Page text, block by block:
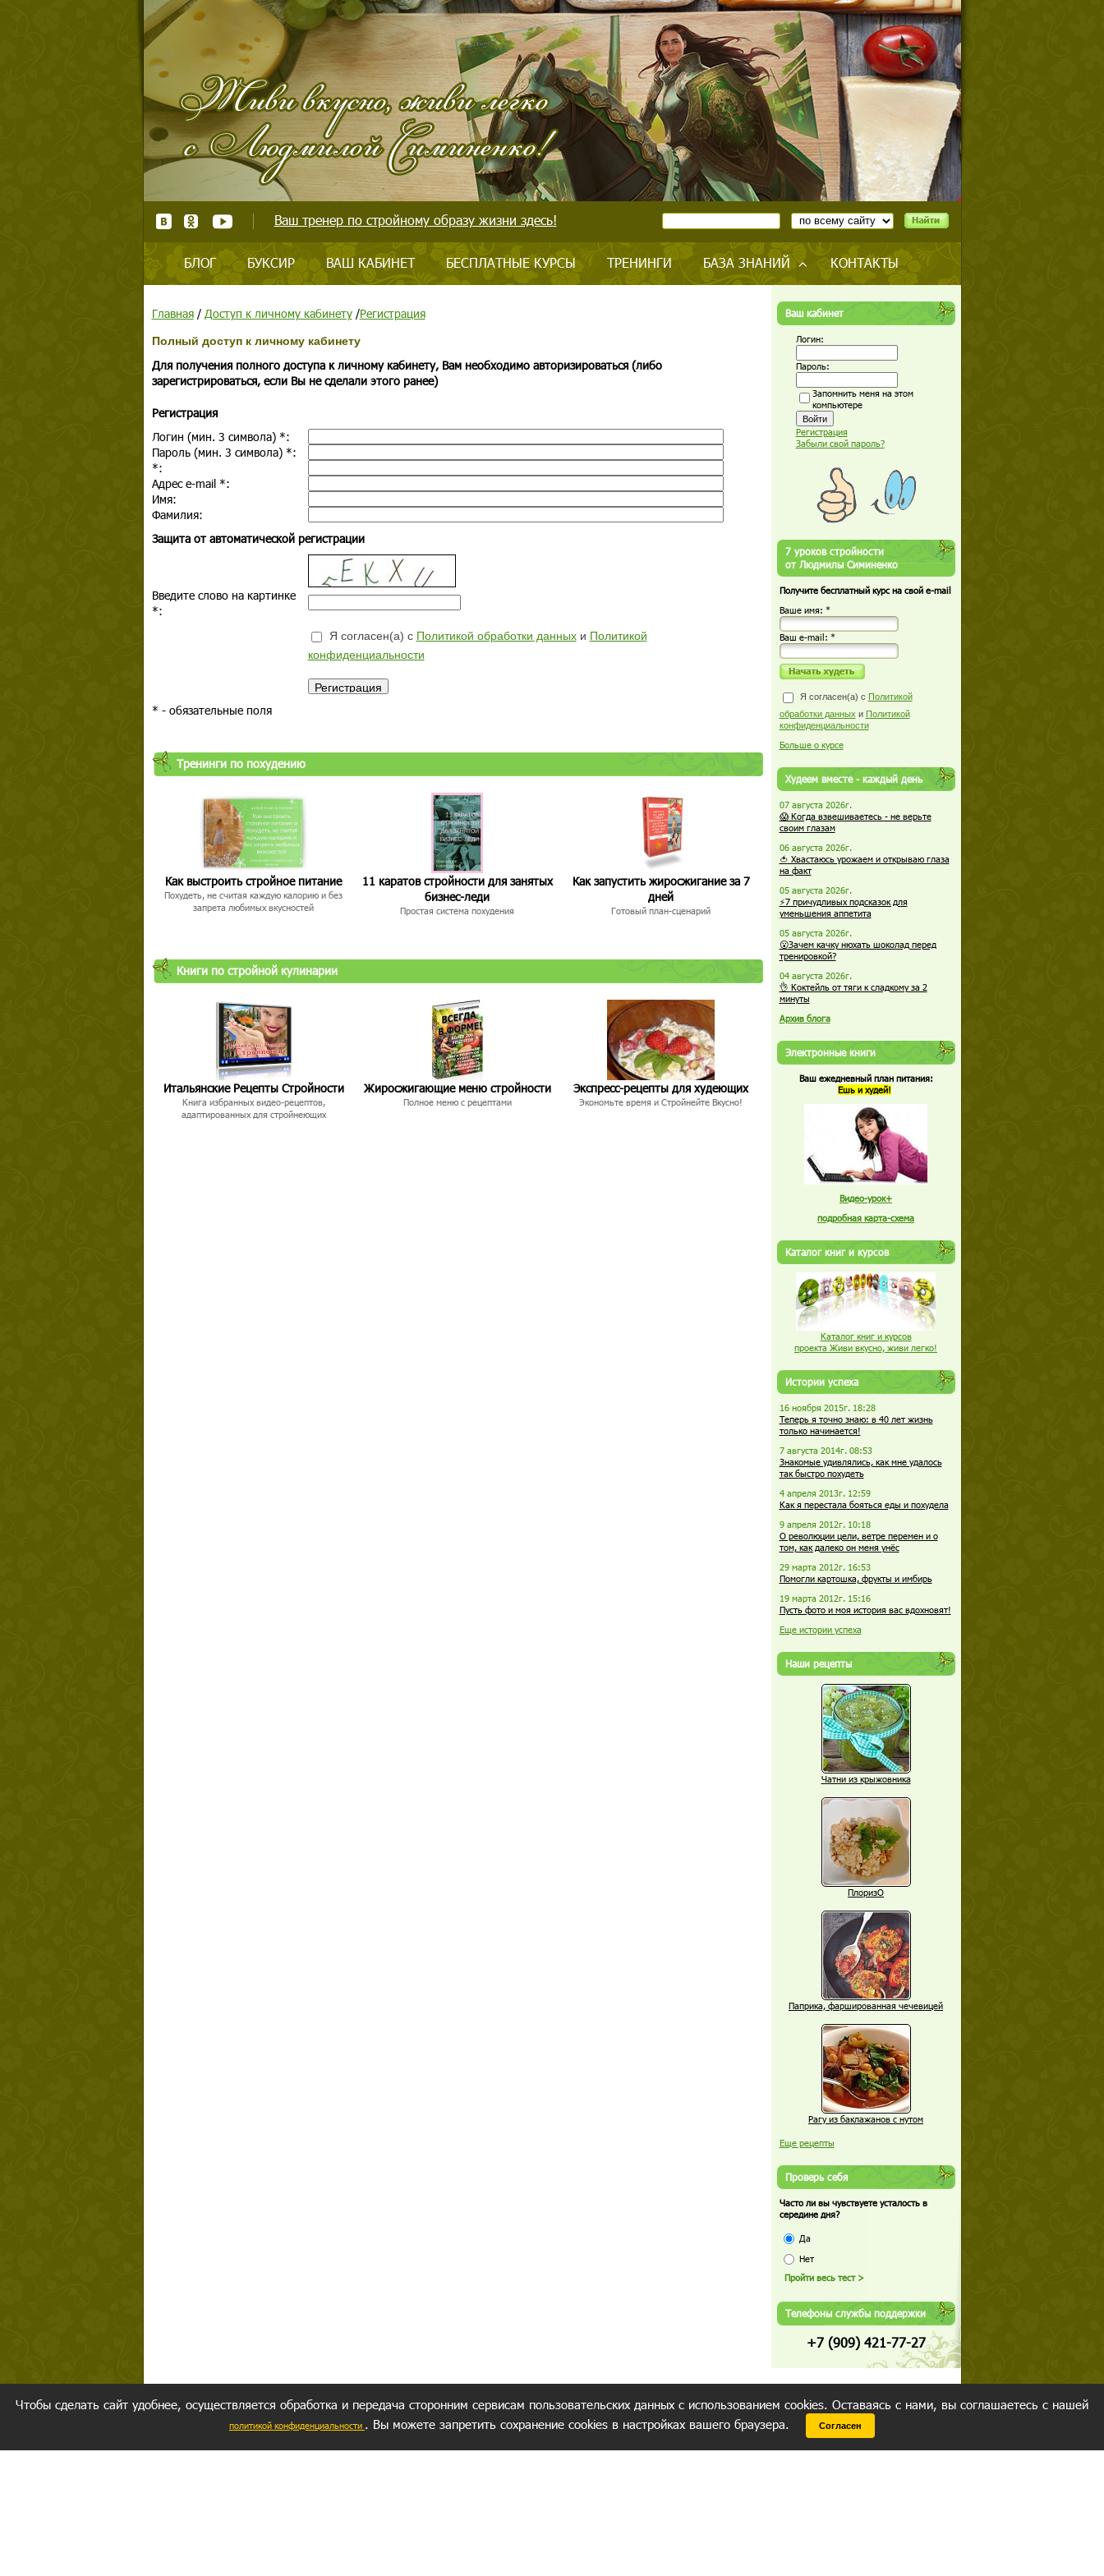
Ваш тренер по стройному образу жизни здесь!
БЛОГ БУКСИР ВАШ КАБИНЕТ БЕСПЛАТНЫЕ КУРСЫ ТРЕНИНГИ БАЗА ЗНАНИЙ КОНТАКТЫ
Главная/ Доступ к личному кабинету/Регистрация
Полный доступ к личному кабинету
Для получения полного доступа к личному кабинету, Вам необходимо авторизироваться (либо
зарегистрироваться, если Вы не сделали этого ранее)
Регистрация
Логин (мин. 3 символа) *:
Пароль (мин. 3 символа) *:
*:
Адрес e-mail *:
Имя:
Фамилия:
Защита от автоматической регистрации
Введите слово на картинке
*:
Я согласен(а) с Политикой обработки данныхи Политикой
конфиденциальности
* - обязательные поля
Тренинги по похудению
Как выстроить стройное питание
Похудеть, не считая каждую калорию и без
запрета любимых вкусностей
11 каратов стройности для занятых
бизнес-леди
Простая система похудения
Как запустить жиросжигание за 7
дней
Готовый план-сценарий
Книги по стройной кулинарии
Итальянские Рецепты Стройности
Книга избранных видео-рецептов,
адаптированных для стройнеющих
Жиросжигающие меню стройности
Полное меню с рецептами
Экспресс-рецепты для худеющих
Экономьте время и Стройнейте Вкусно!
Ваш кабинет
Логин:
Пароль:
Запомнить меня на этом
компьютере
Регистрация
Забыли свой пароль?
7 уроков стройности
от Людмилы Симиненко
Получите бесплатный курс на свой e-mail
Ваше имя: *
Ваш е-mail: *
Я согласен(а) с Политикой
обработки данных и Политикой
конфиденциальности
Больше о курсе
Худеем вместе - каждый день
07 августа 2026г.
😱 Когда взвешиваетесь - не верьте
своим глазам
06 августа 2026г.
🍅 Хвастаюсь урожаем и открываю глаза
на факт
05 августа 2026г.
⚡7 причудливых подсказок для
уменьшения аппетита
05 августа 2026г.
😮Зачем качку нюхать шоколад перед
тренировкой?
04 августа 2026г.
👌 Коктейль от тяги к сладкому за 2
минуты
Архив блога
Электронные книги
Ваш ежедневный план питания:
Ешь и худей!
Видео-урок+
подробная карта-схема
Каталог книг и курсов
Каталог книг и курсов
проекта Живи вкусно, живи легко!
Истории успеха
16 ноября 2015г. 18:28
Теперь я точно знаю: в 40 лет жизнь
только начинается!
7 августа 2014г. 08:53
Знакомые удивлялись, как мне удалось
так быстро похудеть
4 апреля 2013г. 12:59
Как я перестала бояться еды и похудела
9 апреля 2012г. 10:18
О революции цели, ветре перемен и о
том, как далеко он меня унёс
29 марта 2012г. 16:53
Помогли картошка, фрукты и имбирь
19 марта 2012г. 15:16
Пусть фото и моя история вас вдохновят!
Еще истории успеха
Наши рецепты
Чатни из крыжовника
ПлоризО
Паприка, фаршированная чечевицей
Рагу из баклажанов с нутом
Еще рецепты
Проверь себя
Часто ли вы чувствуете усталость в
середине дня?
Да
Нет
Телефоны службы поддержки
+7 (909) 421-77-27
Чтобы сделать сайт удобнее, осуществляется обработка и передача сторонним сервисам пользовательских данных с использованием cookies. Оставаясь с нами, вы соглашаетесь с нашей
политикой конфиденциальности . Вы можете запретить сохранение cookies в настройках вашего браузера. Согласен